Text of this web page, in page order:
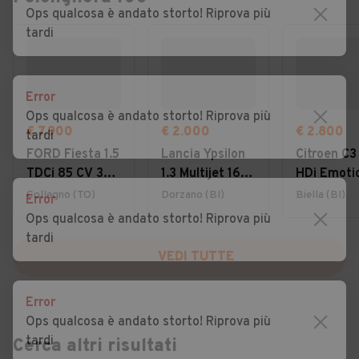
€ 7.900
FORD Fiesta 1.5
TDCi 85 CV 3
porte Van
Business
Collegno (TO)
€ 2.000
Lancia Ypsilon
1.3 Multijet 16V
Platino
Dorzano (BI)
€ 2.800
Citroen C3
HDi
Biella (BI)
VEDI TUTTE
Cerca altri risultati
Ops qualcosa è andato storto! Riprova più
tardi
Error
Ops qualcosa è andato storto! Riprova più
tardi
Error
Ops qualcosa è andato storto! Riprova più
tardi
Error
Ops qualcosa è andato storto! Riprova più
tardi